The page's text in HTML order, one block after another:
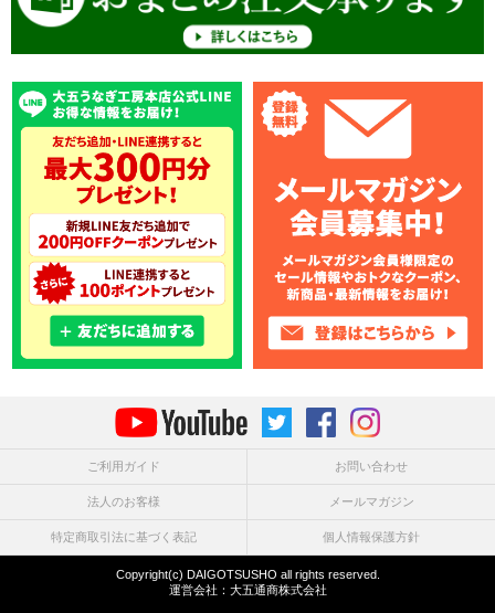
ご利用ガイド お問い合わせ
法人のお客様 メールマガジン
特定商取引法に基づく表記 個人情報保護方針
Copyright(c) DAIGOTSUSHO all rights reserved.
運営会社： 大五通商株式会社